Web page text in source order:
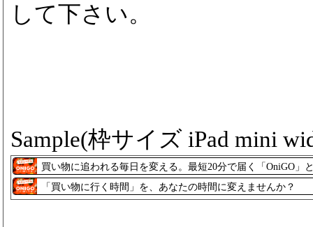
して下さい。
Sample(枠サイズ iPad mini
買い物に追われる毎日を変える。最短20分で届く「OniGO」
「買い物に行く時間」を、あなたの時間に変えませんか？